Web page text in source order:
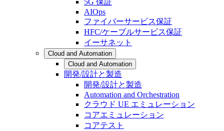
5G 保証
AIOps
ファイバーサービス保証
HFC/ケーブルサービス保証
イーサネット
Cloud and Automation
Cloud and Automation
開発/設計と製造
開発/設計と製造
Automation and Orchestration
クラウド UE エミュレーション
コアエミュレーション
コアテスト